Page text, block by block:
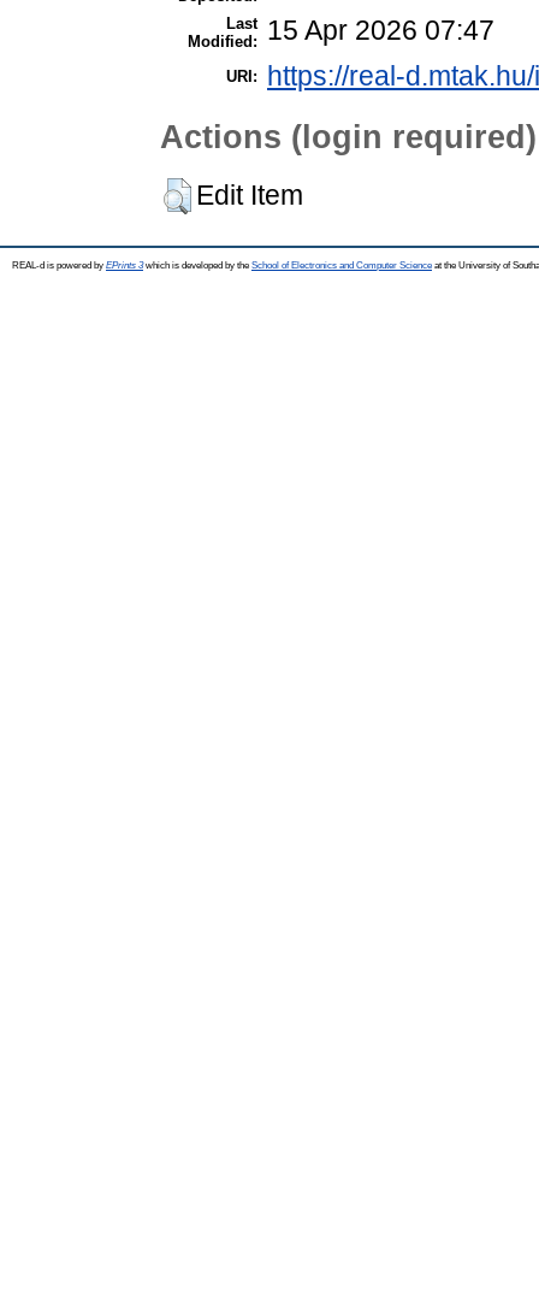
Last
Modified:
15 Apr 2026 07:47
URI: https://real-
Actions (login required)
Edit Item
REAL-d is powered by EPrints 3which is developed by the School of Electronics and Computer Science at the University of